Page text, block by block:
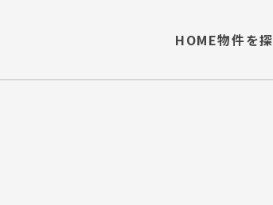
HOME物件を